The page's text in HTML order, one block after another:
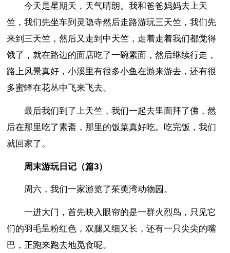
今天是星期天，天气晴朗。我和爸爸妈妈去上天
竺，我们先坐车到灵隐寺然后走路游玩三天竺，我们先
来到三天竺，然后又走到中天竺，走着走着我们都觉得
饿了，就在路边的面店吃了一碗素面，然后继续行走，
路上风景真好，小溪里有很多小鱼在游来游去，还有很
多蜜蜂在花丛中飞来飞去。
最后我们到了上天竺，我们一起去里面拜了佛，然
后在那里吃了素斋，那里的饭菜真好吃。吃完饭，我们
就回家了。
周末游玩日记（篇3）
周六，我们一家游览了茱萸湾动物园。
一进大门，首先映入眼帘的是一群火烈鸟，只见它
们的羽毛呈粉红色，双腿又细又长，还有一只尖尖的嘴
巴，正跑来跑去地觅食呢。